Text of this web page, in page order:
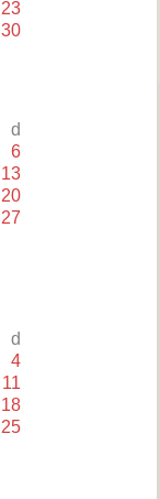
23
30
d
6
13
20
27
d
4
11
18
25